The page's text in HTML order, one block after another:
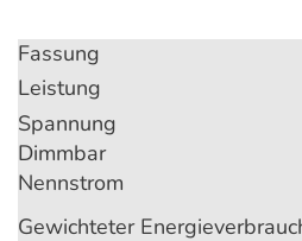
Fassung
Leistung
Spannung
Dimmbar
Nennstrom
Gewichteter